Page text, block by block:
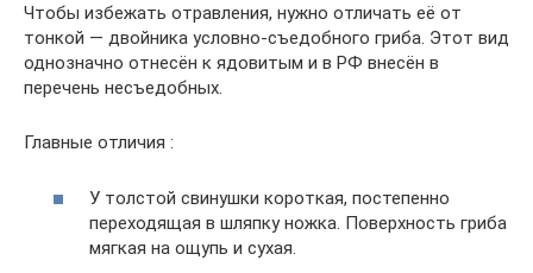
Чтобы избежать отравления, нужно отличать её от
тонкой — двойника условно-съедобного гриба. Этот вид
однозначно отнесён к ядовитым и в РФ внесён в
перечень несъедобных.
Главные отличия :
У толстой свинушки короткая, постепенно
переходящая в шляпку ножка. Поверхность гриба
мягкая на ощупь и сухая.